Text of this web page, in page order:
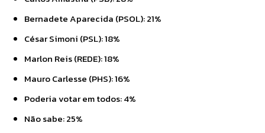
Bernadete Aparecida (PSOL): 21%
César Simoni (PSL): 18%
Marlon Reis (REDE): 18%
Mauro Carlesse (PHS): 16%
Poderia votar em todos: 4%
Não sabe: 25%